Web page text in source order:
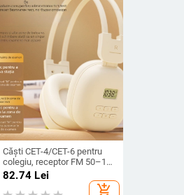
Căști CET-4/CET-6 pentru
colegiu, receptor FM 50–108
MHz, difuzoare de 40 mm,
mufă 3,5 mm, bandă pentru
82.74 Lei
add_shopping_cart